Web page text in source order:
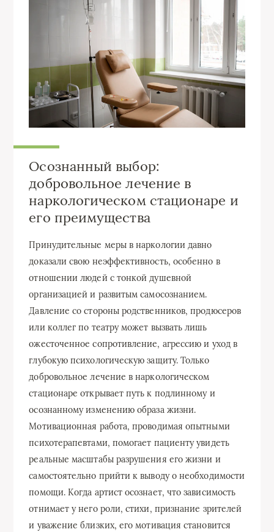
Осознанный выбор:
добровольное лечение в
наркологическом стационаре и
его преимущества
Принудительные меры в наркологии давно
доказали свою неэффективность, особенно в
отношении людей с тонкой душевной
организацией и развитым самосознанием.
Давление со стороны родственников, продюсеров
или коллег по театру может вызвать лишь
ожесточенное сопротивление, агрессию и уход в
глубокую психологическую защиту. Только
добровольное лечение в наркологическом
стационаре открывает путь к подлинному и
осознанному изменению образа жизни.
Мотивационная работа, проводимая опытными
психотерапевтами, помогает пациенту увидеть
реальные масштабы разрушения его жизни и
самостоятельно прийти к выводу о необходимости
помощи. Когда артист осознает, что зависимость
отнимает у него роли, стихи, признание зрителей
и уважение близких, его мотивация становится